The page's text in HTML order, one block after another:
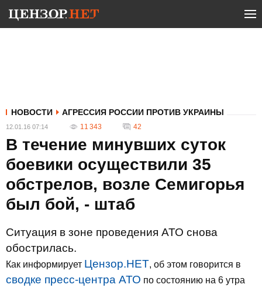
НОВОСТИ АГРЕССИЯ РОССИИ ПРОТИВ УКРАИНЫ
12.01.16 07:14 11 343 42
В течение минувших суток
боевики осуществили 35
обстрелов, возле Семигорья
был бой, - штаб
Ситуация в зоне проведения АТО снова
обострилась.
Как информирует Цензор.НЕТ, об этом говорится в
сводке пресс-центра АТО по состоянию на 6 утра